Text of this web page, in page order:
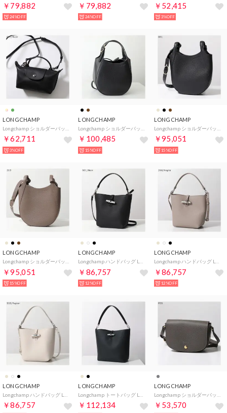
￥79,882
24%OFF
￥79,882
24%OFF
￥52,415
3%OFF
LONGCHAMP
￥62,711
3%OFF
LONGCHAMP
￥100,485
15%OFF
LONGCHAMP
￥95,051
15%OFF
LONGCHAMP
￥95,051
15%OFF
LONGCHAMP
￥86,757
12%OFF
LONGCHAMP
￥86,757
12%OFF
LONGCHAMP
￥86,757
LONGCHAMP
￥112,134
LONGCHAMP
￥53,570